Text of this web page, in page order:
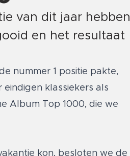
van dit jaar hebben
en het resultaat
nummer 1 positie pakte,
klassiekers als
Album Top 1000, die we
kon, besloten we de